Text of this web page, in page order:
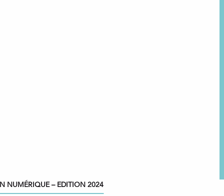
NUMÉRIQUE – EDITION 2024